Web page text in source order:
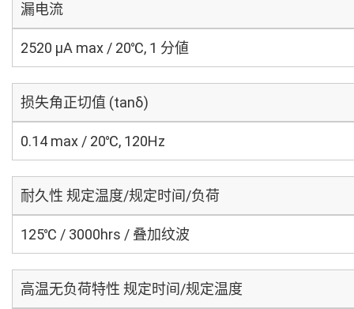
漏电流
2520 μA max / 20℃, 1 分値
损失角正切值 (tanδ)
0.14 max / 20℃, 120Hz
耐久性 规定温度/规定时间/负荷
125℃ / 3000hrs / 叠加纹波
高温无负荷特性 规定时间/规定温度